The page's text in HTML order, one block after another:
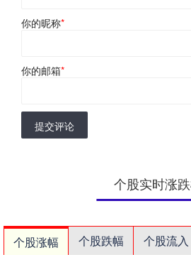
你的昵称*
你的邮箱*
提交评论
个股实时涨
个股涨幅 个股跌幅 个股流入